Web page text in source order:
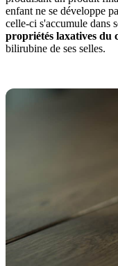
enfant ne se développe
celle-ci s'accumule dans
propriétés laxatives du
bilirubine de ses selles.